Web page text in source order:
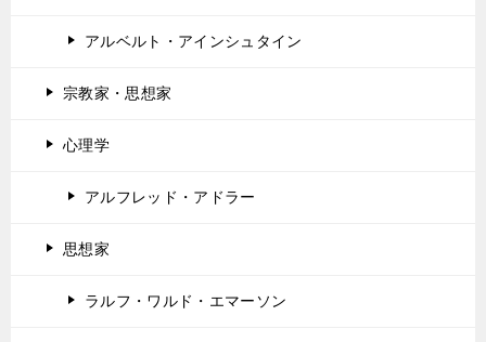
アルベルト・アインシュタイン
宗教家・思想家
心理学
アルフレッド・アドラー
思想家
ラルフ・ワルド・エマーソン